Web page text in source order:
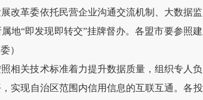
改革委依托民营企业沟通交流机制、大数据
地“即发现即转交”挂牌督办。各盟市要参照
）
相关技术标准着力提升数据质量，组织专人
实现自治区范围内信用信息的互联互通。各